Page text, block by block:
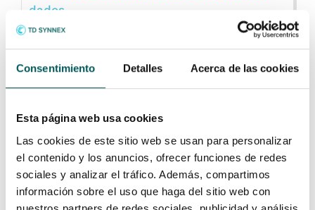
Consentimiento Detalles Acerca de las cookies
Esta página web usa cookies
Las cookies de este sitio web se usan para personalizar
el contenido y los anuncios, ofrecer funciones de redes
sociales y analizar el tráfico. Además, compartimos
información sobre el uso que haga del sitio web con
dados
Organize, distribua e partilhe ficheiros com o
Autodesk® Docs na plataforma Autodesk
Construction Cloud.
SAIBA MAIS